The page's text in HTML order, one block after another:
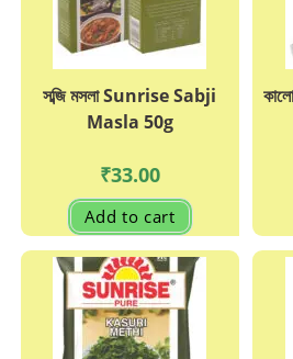
সব্জি মসলা Sunrise Sabji
Masla 50g
₹33.00
Add to cart